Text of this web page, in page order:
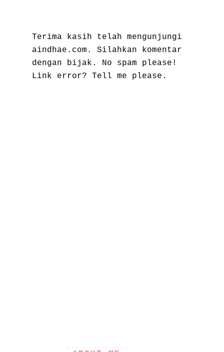
Terima kasih telah mengunjungi
aindhae.com. Silahkan komentar
dengan bijak. No spam please!
Link error? Tell me please.